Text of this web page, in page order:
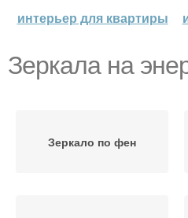
интерьер для квартиры
Зеркала на
Зеркало по фен